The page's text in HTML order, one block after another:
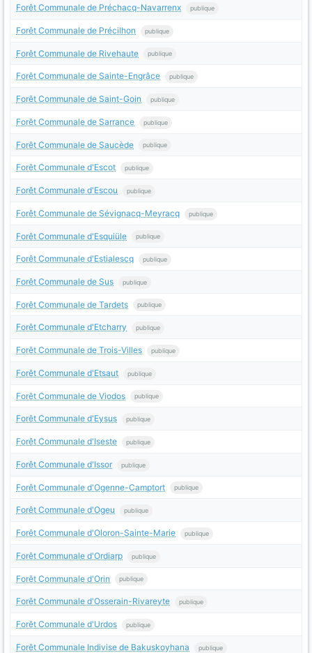
Forêt Communale de Préchacq-Navarrenx publique
Forêt Communale de Précilhon publique
Forêt Communale de Rivehaute publique
Forêt Communale de Sainte-Engrâce publique
Forêt Communale de Saint-Goin publique
Forêt Communale de Sarrance publique
Forêt Communale de Saucède publique
Forêt Communale d'Escot publique
Forêt Communale d'Escou publique
Forêt Communale de Sévignacq-Meyracq publique
Forêt Communale d'Esquiüle publique
Forêt Communale d'Estialescq publique
Forêt Communale de Sus publique
Forêt Communale de Tardets publique
Forêt Communale d'Etcharry publique
Forêt Communale de Trois-Villes publique
Forêt Communale d'Etsaut publique
Forêt Communale de Viodos publique
Forêt Communale d'Eysus publique
Forêt Communale d'Iseste publique
Forêt Communale d'Issor publique
Forêt Communale d'Ogenne-Camptort publique
Forêt Communale d'Ogeu publique
Forêt Communale d'Oloron-Sainte-Marie publique
Forêt Communale d'Ordiarp publique
Forêt Communale d'Orin publique
Forêt Communale d'Osserain-Rivareyte publique
Forêt Communale d'Urdos publique
Forêt Communale Indivise de Bakuskoyhana publique